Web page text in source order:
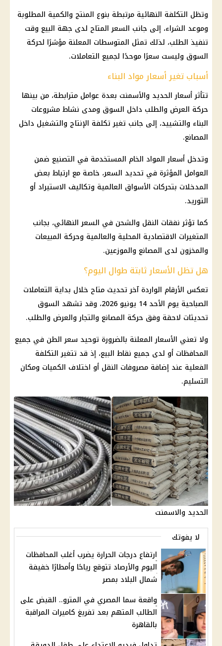
وتظل التكلفة النهائية مرتبطة بنوع المنتج والكمية المطلوبة
وموعد الشراء، إلى جانب السعر المتاح لدى جهة البيع وقت
تنفيذ الطلب، لذلك تمثل المتوسطات المعلنة مؤشرًا لحركة
السوق وليست سعرًا موحدًا لجميع التعاملات.
أسباب تغير أسعار مواد البناء
تتأثر أسعار الحديد والأسمنت بعدة عوامل مترابطة، من بينها
حركة العرض والطلب داخل السوق ومدى نشاطمشروعات
البناء والتشييد، إلى جانب تغير تكلفة الإنتاج والتشغيل داخل
المصانع.
وتدخل أسعار المواد الخام المستخدمة في التصنيع ضمن
العوامل المؤثرة في تحديد السعر، خاصة مع ارتباط بعض
المدخلات بتحركات الأسواق العالمية وتكاليف الاستيراد أو
التوريد.
كما تؤثر نفقات النقل والشحن في السعر النهائي، بجانب
المتغيرات الاقتصادية المحلية والعالمية وحركة المبيعات
والمخزون لدى المصانع والموزعين.
هل تظل الأسعار ثابتة طوال اليوم؟
تعكس الأرقام الواردة آخر تحديث متاح خلال بداية التعاملات
الصباحية يوم الأحد 14 يونيو 2026، وقد تشهد السوق
تحديثات لاحقة وفق حركة المصانع والتجار والعرض والطلب.
ولا تعني الأسعار المعلنة بالضرورة توحيد سعر الطن في جميع
المحافظات أو لدى جميع نقاط البيع، إذ قد تتغير التكلفة
الفعلية عند إضافة مصروفات النقل أو اختلاف الكميات ومكان
التسليم.
الحديد والاسمنت
لا يفوتك
ارتفاع درجات الحرارة يضرب أغلب المحافظات
اليوم والأرصاد تتوقع رياحًا وأمطارًا خفيفة
شمال البلاد بمصر
واقعة سما المصري في المترو.. القبض على
الطالب المتهم بعد تفريغ كاميرات المراقبة
بالقاهرة